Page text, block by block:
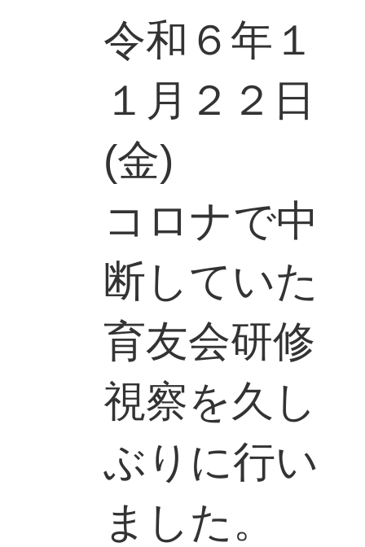
令和６年１
１月２２日
(金)
コロナで中
断していた
育友会研修
視察を久し
ぶりに行い
ました。